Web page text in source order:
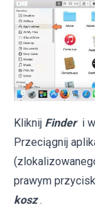
Kliknij Finder i
Przeciągnij
prawym
kosz .